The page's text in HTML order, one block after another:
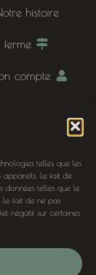
telles que les
Le fait de
données telles que le
Le fait de ne pas
négatif sur certaines
histoire
ferme
compte
Siorac-en-